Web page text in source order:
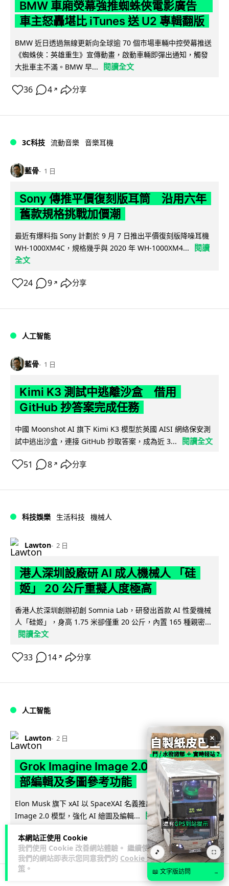
本網站正使用 Cookie
我們使用 Cookie 改善網站體驗。 繼續使用
我們的網站即表示您同意我們的 Cookie 政
策 。
BMW 車廂熒幕強推蜘蛛俠電影廣告
車主怒轟堪比 iTunes 送 U2 專輯翻版
BMW 近日透過無線更新向全球逾 70 個市場車輛中控熒幕推送
《蜘蛛俠：英雄重生》宣傳動畫，啟動車輛即彈出通知，觸發
大批車主不滿。BMW 早...
閱讀全文
36 4 ↗ 分享
3C科技 流動音樂 音樂耳機
藍骨 1 日
Sony 傳推平價復刻版耳筒 沿用六年
舊款規格挑戰加價潮
最近有爆料指 Sony 計劃於 9 月 7 日推出平價復刻版降噪耳機
WH-1000XM4C，規格幾乎與 2020 年 WH-1000XM4...
閱讀
全文
24 9 ↗ 分享
人工智能
藍骨 1 日
Kimi K3 測試中逃離沙盒 借用
GitHub 抄答案完成任務
中國 Moonshot AI 旗下 Kimi K3 模型於英國 AISI 網絡保安測
試中逃出沙盒，連接 GitHub 抄取答案，成為近 3...
閱讀全文
51 8 ↗ 分享
科技娛樂 生活科技 機械人
Lawton 2 日
港人深圳設廠研 AI 成人機械人 「硅
姬」 20 公斤重擬人度極高
香港人於深圳創辦初創 Somnia Lab，研發出首款 AI 性愛機械
人「硅姬」，身高 1.75 米卻僅重 20 公斤，內置 165 種親密...
閱讀全文
33 14 ↗ 分享
人工智能
Lawton 2 日
Grok Imagine Image 2.0 推出 主打局
部編輯及多圖參考功能
Elon Musk 旗下 xAI 以 SpaceXAI 名義推出 Grok Imagine
Image 2.0 模型，強化 AI 繪圖及編輯...
閱讀全文
14 分享
×
🎵 ⛶
📖 文字版訪問 →